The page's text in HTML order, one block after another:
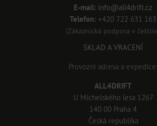
E-mail: info@all4drift.cz
Telefon: +420 722 631 163
(Zákaznická podpora v
SKLAD A VRACENÍ
Provozní adresa a expedice:
ALL4DRIFT
U Michelského lesa 1267
140 00 Praha 4
Česká republika